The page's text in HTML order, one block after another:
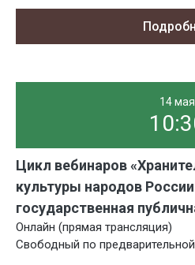
14 мая
Цикл вебинаров
культуры народов
государственная
Онлайн (прямая трансляция)
Свободный по